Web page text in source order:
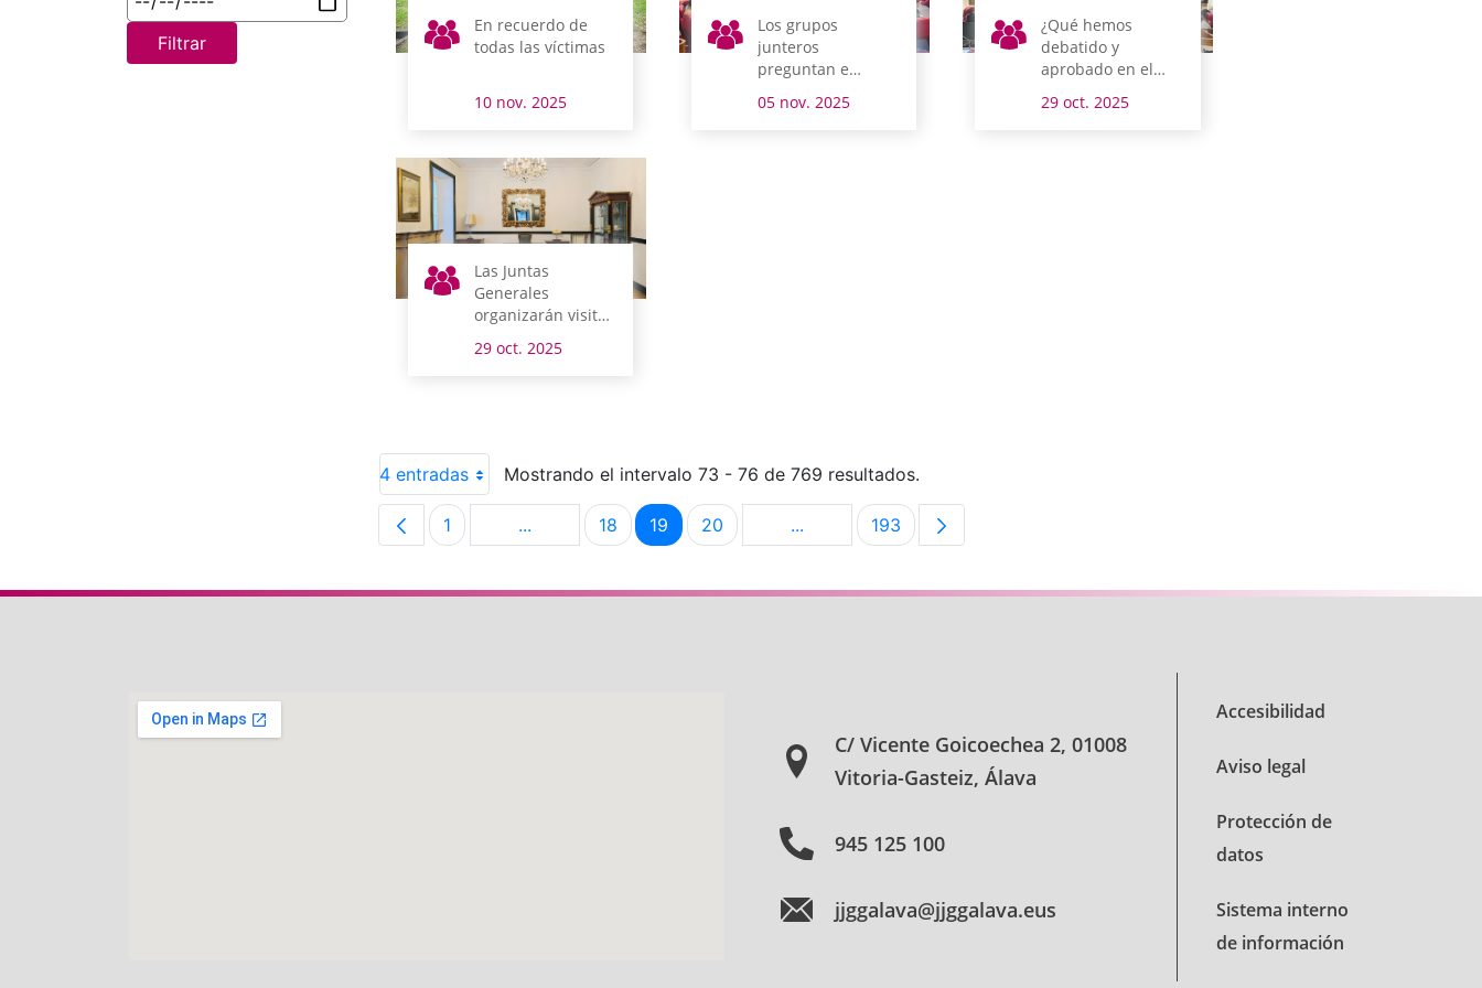
Filtrar
En recuerdo de
todas las víctimas
10 nov. 2025
Los grupos
junteros
preguntan e
Gobierno foral
05 nov. 2025
¿Qué hemos
debatido y
aprobado en el
29 oct. 2025
Las Juntas
Generales
organizarán visitas
ciudadanía
29 oct. 2025
4 entradas Mostrando el intervalo 73 - 76 de 769 resultados.
Página
1 ...Páginas intermedias Use TAB para desplazarse.
Página
18 Página
19 Página
20 ...Páginas intermedias Use TAB para desplazarse.
Página
193
C/ Vicente Goicoechea 2, 01008
Vitoria-Gasteiz, Álava
945 125 100
jjggalava@jjggalava.eus
Accesibilidad
Aviso legal
Protección de
datos
Sistema interno
de información